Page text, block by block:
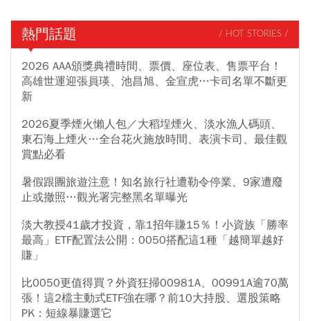
熱門話題 / HOT STORIES /
2026 AAA頒獎典禮時間、票價、座位表、售票平台！
高雄世運迎張員瑛、池昌旭、金宣虎…卡司名單不斷更
新
2026夏季煙火懶人包／大稻埕煙火、淡水漁人碼頭、
東石海上煙火…全台花火施放時間、表演卡司、最佳觀
賞點必看
暑假跟團旅遊注意！知名旅行社遭勒令停業、9家遭廢
止或撤照…觀光署完整黑名單曝光
淡大教授41歲才投資，靠1招年賺15％！小資族「勝率
最高」ETF配置法公開：0050搭配這1種「越簡單越好
賺」
比0050更值得買？外資狂掃00981A、00991A逾70萬
張！這2檔主動式ETF強在哪？前10大持股、選股策略
PK：短線暴賺選它